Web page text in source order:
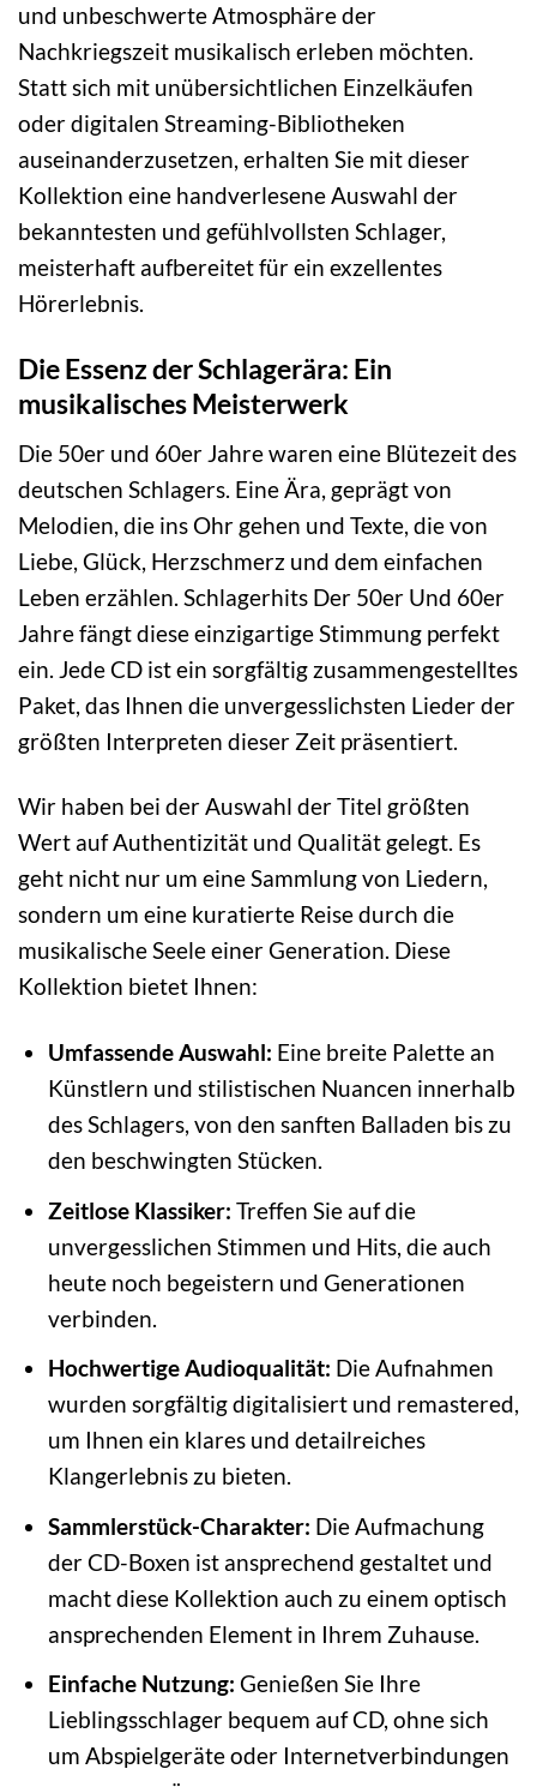
und unbeschwerte Atmosphäre der
Nachkriegszeit musikalisch erleben möchten.
Statt sich mit unübersichtlichen Einzelkäufen
oder digitalen Streaming-Bibliotheken
auseinanderzusetzen, erhalten Sie mit dieser
Kollektion eine handverlesene Auswahl der
bekanntesten und gefühlvollsten Schlager,
meisterhaft aufbereitet für ein exzellentes
Hörerlebnis.
Die Essenz der Schlagerära: Ein
musikalisches Meisterwerk
Die 50er und 60er Jahre waren eine Blütezeit des
deutschen Schlagers. Eine Ära, geprägt von
Melodien, die ins Ohr gehen und Texte, die von
Liebe, Glück, Herzschmerz und dem einfachen
Leben erzählen. Schlagerhits Der 50er Und 60er
Jahre fängt diese einzigartige Stimmung perfekt
ein. Jede CD ist ein sorgfältig zusammengestelltes
Paket, das Ihnen die unvergesslichsten Lieder der
größten Interpreten dieser Zeit präsentiert.
Wir haben bei der Auswahl der Titel größten
Wert auf Authentizität und Qualität gelegt. Es
geht nicht nur um eine Sammlung von Liedern,
sondern um eine kuratierte Reise durch die
musikalische Seele einer Generation. Diese
Kollektion bietet Ihnen:
Umfassende Auswahl: Eine breite Palette an
Künstlern und stilistischen Nuancen innerhalb
des Schlagers, von den sanften Balladen bis zu
den beschwingten Stücken.
Zeitlose Klassiker: Treffen Sie auf die
unvergesslichen Stimmen und Hits, die auch
heute noch begeistern und Generationen
verbinden.
Hochwertige Audioqualität: Die Aufnahmen
wurden sorgfältig digitalisiert und remastered,
um Ihnen ein klares und detailreiches
Klangerlebnis zu bieten.
Sammlerstück-Charakter: Die Aufmachung
der CD-Boxen ist ansprechend gestaltet und
macht diese Kollektion auch zu einem optisch
ansprechenden Element in Ihrem Zuhause.
Einfache Nutzung: Genießen Sie Ihre
Lieblingsschlager bequem auf CD, ohne sich
um Abspielgeräte oder Internetverbindungen